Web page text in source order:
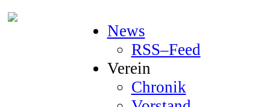
News
RSS–Feed
Verein
Chronik